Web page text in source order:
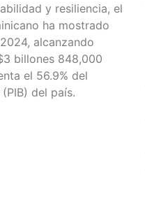
y resiliencia, el
ha mostrado
alcanzando
billones 848,000
el 56.9% del
del país.